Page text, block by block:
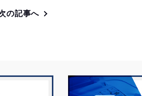
の記事へ